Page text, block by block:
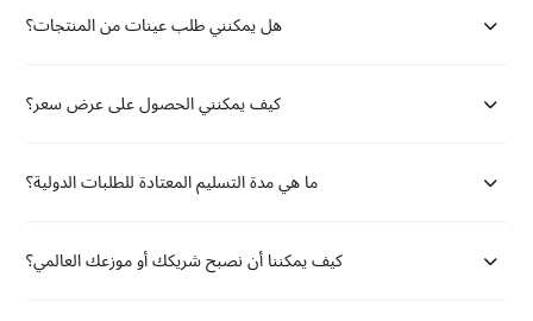
هل يمكنني طلب عينات من المنتجات؟
كيف يمكنني الحصول على عرض سعر؟
ما هي مدة التسليم المعتادة للطلبات الدولية؟
كيف يمكننا أن نصبح شريكك أو موزعك العالمي؟